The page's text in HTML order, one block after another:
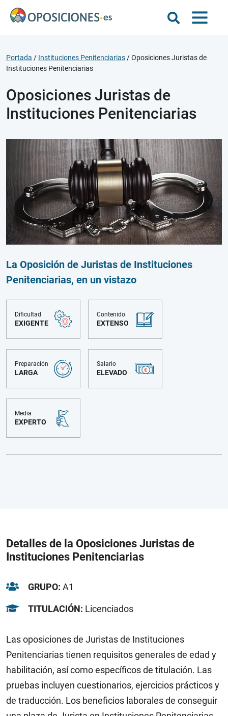
Portada / Instituciones Penitenciarias /Oposiciones Juristas de
Instituciones Penitenciarias
Oposiciones Juristas de
Instituciones Penitenciarias
La Oposición de Juristas de Instituciones
Penitenciarias, en un vistazo
Dificultad
EXIGENTE
Contenido
EXTENSO
Preparación
LARGA
Salario
ELEVADO
Media
EXPERTO
Detalles de la Oposiciones Juristas de
Instituciones Penitenciarias
GRUPO: A1
TITULACIÓN: Licenciados
Las oposiciones de Juristas de Instituciones
Penitenciarias tienen requisitos generales de edad y
habilitación, así como específicos de titulación. Las
pruebas incluyen cuestionarios, ejercicios prácticos y
de traducción. Los beneficios laborales de conseguir